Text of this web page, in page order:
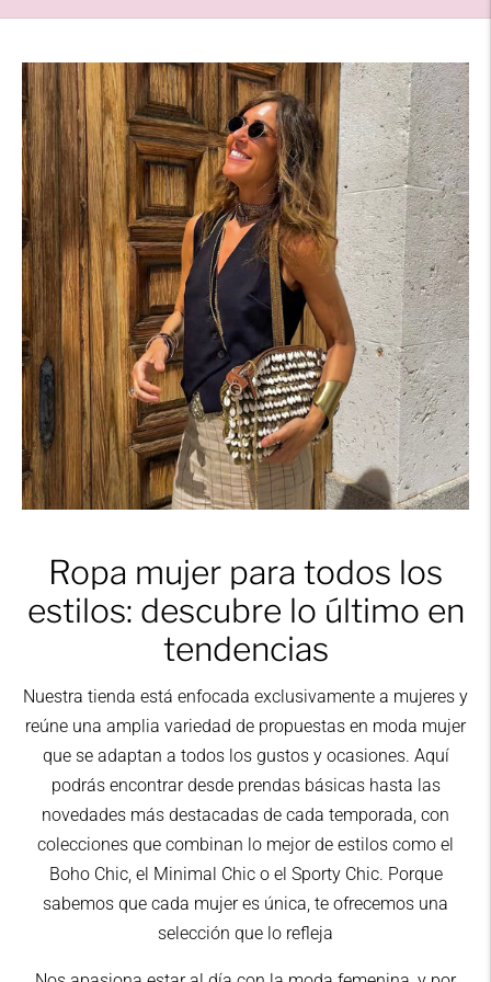
Ropa mujer para todos los
estilos: descubre lo último en
tendencias
Nuestra tienda está enfocada exclusivamente a mujeres y
reúne una amplia variedad de propuestas en moda mujer
que se adaptan a todos los gustos y ocasiones. Aquí
podrás encontrar desde prendas básicas hasta las
novedades más destacadas de cada temporada, con
colecciones que combinan lo mejor de estilos como el
Boho Chic, el Minimal Chic o el Sporty Chic. Porque
sabemos que cada mujer es única, te ofrecemos una
selección que lo refleja
contacto con info@theamisycompany.com
Estas tarifas son susceptibles de modificaciones
y ofertas.
El precio definitivo de los gastos de envío
aparecerá siempre al final del pedido.
The Amity Company S.C.P no se
responsabilizará por tasas especiales, aranceles
aduaneros o costes adicionales de entrega. Los
precios no incluyen las tarifas de aduana,
impuestos ni aranceles.
Plazos de entrega:
El plazo de entrega es de 2 a 4 días laborables,
desde la recepción del pedido, para el territorio
peninsular y Baleares.
de 3 a 5 días laborables.
No se efectuarán repartos en sábados y días
festivos. Los pedidos realizados en sábado y
lunes.
En caso de no efectuarse la entrega, la empresa
de transporte se pondrá en contacto contigo
para concertar una segunda entrega.